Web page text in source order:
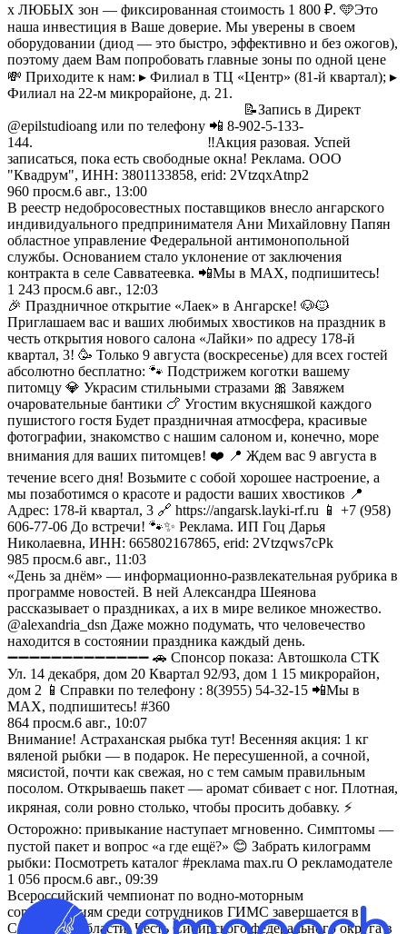
х ЛЮБЫХ зон — фиксированная стоимость 1 800 ₽. 🩵Это
наша инвестиция в Ваше доверие. Мы уверены в своем
оборудовании (диод — это быстро, эффективно и без ожогов),
поэтому даем Вам попробовать главные зоны по одной цене
💸 Приходите к нам: ▸ Филиал в ТЦ «Центр» (81-й квартал); ▸
Филиал на 22-м микрорайоне, д. 21.
📝Запись в Директ
@epilstudioang или по телефону 📲 8-902-5-133-
144. ‼️Акция разовая. Успей
записаться, пока есть свободные окна! Реклама. ООО
"Квадрум", ИНН: 3801133858, erid: 2VtzqxAtnp2
960 просм.6 авг., 13:00
В реестр недобросовестных поставщиков внесло ангарского
индивидуального предпринимателя Ани Михайловну Папян
областное управление Федеральной антимонопольной
службы. Основанием стало уклонение от заключения
контракта в селе Савватеевка. 📲Мы в MAX, подпишитесь!
1 243 просм.6 авг., 12:03
🎉 Праздничное открытие «Лаек» в Ангарске! 🐶🐱
Приглашаем вас и ваших любимых хвостиков на праздник в
честь открытия нового салона «Лайки» по адресу 178-й
квартал, 3! 🥳 Только 9 августа (воскресенье) для всех гостей
абсолютно бесплатно: 🐾 Подстрижем коготки вашему
питомцу 💎 Украсим стильными стразами 🎀 Завяжем
очаровательные бантики 🍗 Угостим вкусняшкой каждого
пушистого гостя Будет праздничная атмосфера, красивые
фотографии, знакомство с нашим салоном и, конечно, море
внимания для ваших питомцев! ❤️ 📍 Ждем вас 9 августа в
течение всего дня! Возьмите с собой хорошее настроение, а
мы позаботимся о красоте и радости ваших хвостиков 📍
Адрес: 178-й квартал, 3 🔗 https://angarsk.layki-rf.ru 📱 +7 (958)
606-77-06 До встречи! 🐾✨ Реклама. ИП Гоц Дарья
Николаевна, ИНН: 665802167865, erid: 2Vtzqws7cPk
985 просм.6 авг., 11:03
«День за днём» — информационно-развлекательная рубрика в
программе новостей. В ней Александра Шеянова
рассказывает о праздниках, а их в мире великое множество.
@alexandria_dsn Даже можно подумать, что человечество
находится в состоянии праздника каждый день.
➖➖➖➖➖➖➖➖➖➖➖➖➖ 🚗 Спонсор показа: Автошкола СТК
Ул. 14 декабря, дом 20 Квартал 92/93, дом 1 15 микрорайон,
дом 2 📱Справки по телефону : 8(3955) 54-32-15 📲Мы в
MAX, подпишитесь! #360
864 просм.6 авг., 10:07
Внимание! Астраханская рыбка тут! Весенняя акция: 1 кг
вяленой рыбки — в подарок. Не пересушенной, а сочной,
мясистой, почти как свежая, но с тем самым правильным
посолом. Открываешь пакет — аромат сбивает с ног. Плотная,
икряная, соли ровно столько, чтобы просить добавку. ⚡
Осторожно: привыкание наступает мгновенно. Симптомы —
пустой пакет и вопрос «а где ещё?» 😊 Забрать килограмм
рыбки: Посмотреть каталог #реклама max.ru О рекламодателе
1 056 просм.6 авг., 09:39
Всероссийский чемпионат по водно-моторным
соревнованиям среди сотрудников ГИМС завершается в
Самарской области. Честь Сибирского федерального округа в